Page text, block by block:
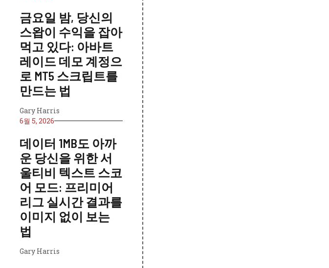
금요일 밤, 당신의
스왑이 수익을 잡아
먹고 있다: 아바트
레이드 데모 계정으
로 MT5 스크립트를
만드는 법
Gary Harris
6월 5, 2026
데이터 1MB도 아까
운 당신을 위한 서
울티비 텍스트 스코
어 모드: 프리미어
리그 실시간 결과를
이미지 없이 보는
법
Gary Harris